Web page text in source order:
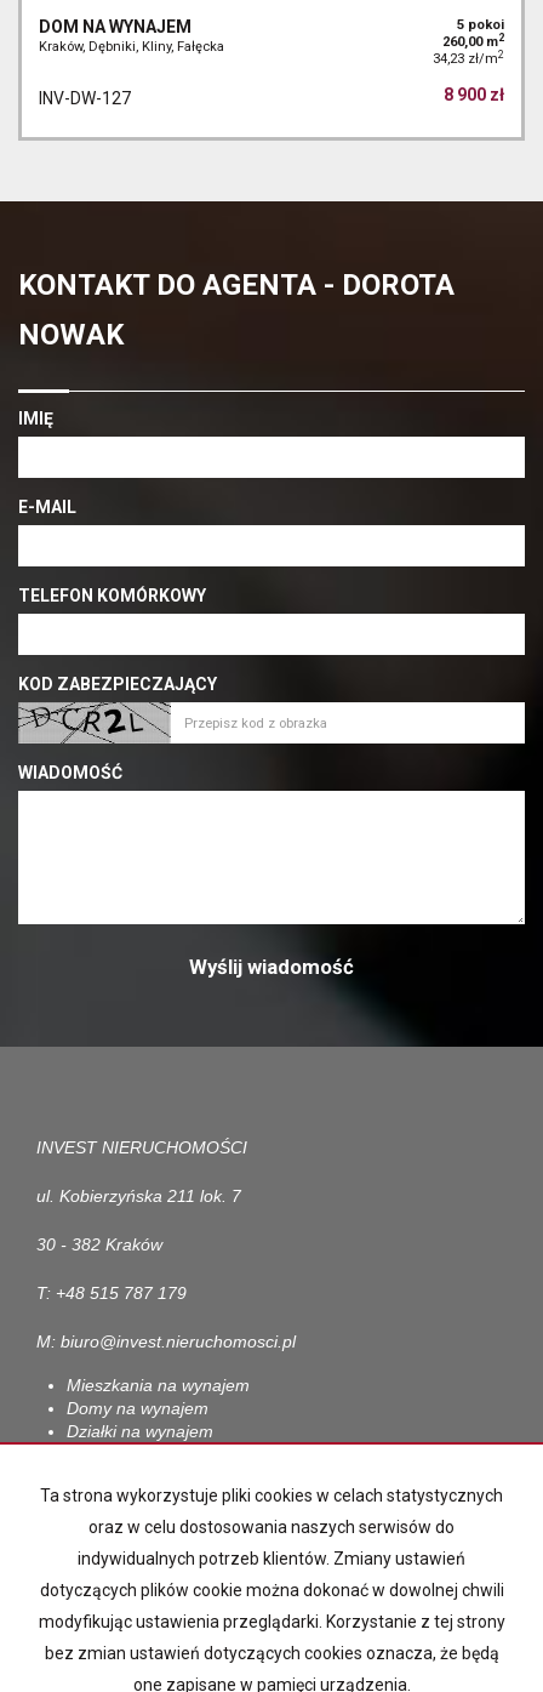
DOM NA WYNAJEM
Kraków, Dębniki, Kliny, Fałęcka
5 pokoi
260,00 m2
34,23 zł/m2
INV-DW-127 8 900 zł
KONTAKT DO AGENTA - DOROTA
NOWAK
IMIĘ
E-MAIL
TELEFON KOMÓRKOWY
KOD ZABEZPIECZAJĄCY
WIADOMOŚĆ
INVEST NIERUCHOMOŚCI
ul. Kobierzyńska 211 lok. 7
30 - 382 Kraków
T: +48 515 787 179
M: biuro@invest.nieruchomosci.pl
Mieszkania na wynajem
Domy na wynajem
Działki na wynajem
Obiekty na wynajem
Domy na sprzedaż
Działki na sprzedaż
Lokale na sprzedaż
Hale na sprzedaż
Obiekty na sprzedaż
Ta strona wykorzystuje pliki cookies w celach statystycznych
oraz w celu dostosowania naszych serwisów do
indywidualnych potrzeb klientów. Zmiany ustawień
dotyczących plików cookie można dokonać w dowolnej chwili
modyfikując ustawienia przeglądarki. Korzystanie z tej strony
bez zmian ustawień dotyczących cookies oznacza, że będą
one zapisane w pamięci urządzenia.